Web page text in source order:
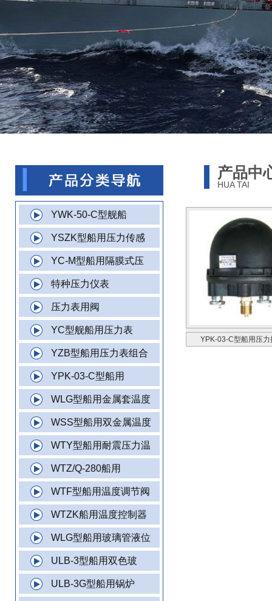
YWK-50-C型舰船
YSZK型船用压力传感
YC-M型船用隔膜式压
特种压力仪表
压力表用阀
YC型舰船用压力表
YZB型船用压力表组合
YPK-03-C型船用
WLG型船用金属套温度
WSS型船用双金属温度
WTY型船用耐震压力温
WTZ/Q-280船用
WTF型船用温度调节阀
WTZK船用温度控制器
WLG型船用玻璃管液位
ULB-3型船用双色玻
ULB-3G型船用锅炉
产品中
HUA TAI
YPK-03-C型船用压力